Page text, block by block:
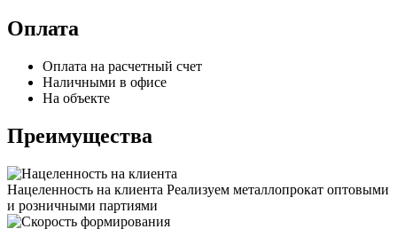
Оплата
Оплата на расчетный счет
Наличными в офисе
На объекте
Преимущества
Нацеленность на клиента Реализуем металлопрокат оптовыми
и розничными партиями